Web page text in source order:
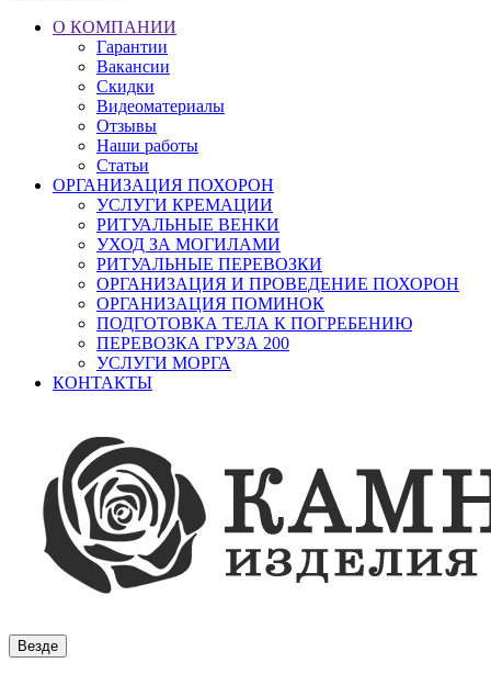
О КОМПАНИИ
Гарантии
Вакансии
Скидки
Видеоматериалы
Отзывы
Наши работы
Статьи
ОРГАНИЗАЦИЯ ПОХОРОН
УСЛУГИ КРЕМАЦИИ
РИТУАЛЬНЫЕ ВЕНКИ
УХОД ЗА МОГИЛАМИ
РИТУАЛЬНЫЕ ПЕРЕВОЗКИ
ОРГАНИЗАЦИЯ И ПРОВЕДЕНИЕ ПОХОРОН
ОРГАНИЗАЦИЯ ПОМИНОК
ПОДГОТОВКА ТЕЛА К ПОГРЕБЕНИЮ
ПЕРЕВОЗКА ГРУЗА 200
УСЛУГИ МОРГА
КОНТАКТЫ
Везде